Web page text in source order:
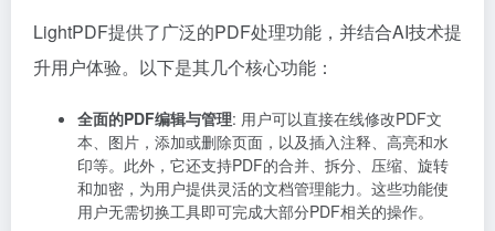
LightPDF提供了广泛的PDF处理功能，并结合AI技术提
升用户体验。以下是其几个核心功能：
全面的PDF编辑与管理: 用户可以直接在线修改PDF文
本、图片，添加或删除页面，以及插入注释、高亮和水
印等。此外，它还支持PDF的合并、拆分、压缩、旋转
和加密，为用户提供灵活的文档管理能力。这些功能使
用户无需切换工具即可完成大部分PDF相关的操作。